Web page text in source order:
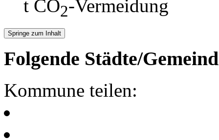
t CO2-Vermeidung
Springe zum Inhalt
Folgende Städte/
Kommune teilen: